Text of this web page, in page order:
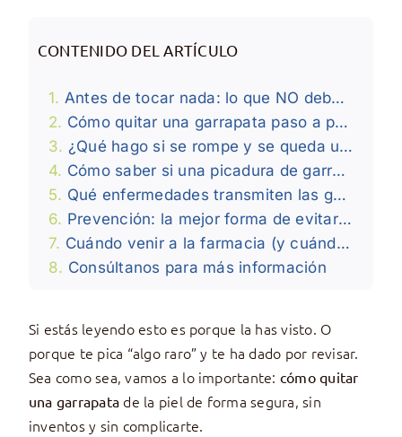
CONTENIDO DEL ARTÍCULO
Antes de tocar nada: lo que NO debes hacer
Cómo quitar una garrapata paso a paso
¿Qué hago si se rompe y se queda un “trozo” dentro?
Cómo saber si una picadura de garrapata es peligrosa
Qué enfermedades transmiten las garrapatas
Prevención: la mejor forma de evitarlas
Cuándo venir a la farmacia (y cuándo ir directo al médico)
Consúltanos para más información
Si estás leyendo esto es porque la has visto. O
porque te pica “algo raro” y te ha dado por revisar.
Sea como sea, vamos a lo importante: cómo quitar
una garrapata de la piel de forma segura, sin
inventos y sin complicarte.